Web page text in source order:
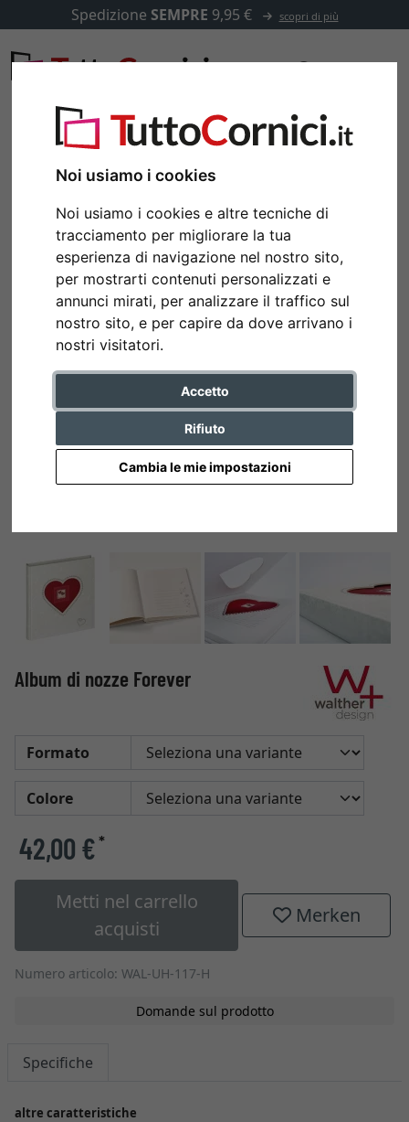
Noi usiamo i cookies
Noi usiamo i cookies e altre tecniche di
tracciamento per migliorare la tua
esperienza di navigazione nel nostro sito,
per mostrarti contenuti personalizzati e
annunci mirati, per analizzare il traffico sul
nostro sito, e per capire da dove arrivano i
nostri visitatori.
Accetto
Rifiuto
Cambia le mie impostazioni
Spedizione SEMPRE 9,95 € scopri di più
Indietro
Album di nozze Forever
Formato
Colore
42,00 €*
Metti nel carrello
acquisti
Merken
Numero articolo: WAL-UH-117-H
Domande sul prodotto
Specifiche
altre caratteristiche